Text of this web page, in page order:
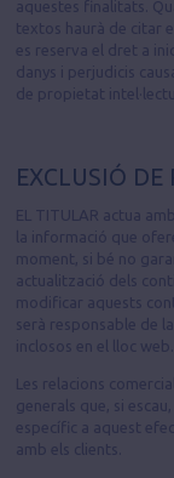
aquestes finalitats.
textos haurà de citar
es reserva el dret a
danys i perjudicis
de propietat
EXCLUSIÓ
EL TITULAR actua
la informació que
moment, si bé no
actualització dels
modificar aquests
serà responsable de
inclosos en el lloc web.
Les relacions
generals que, si
específic a aquest
amb els clients.